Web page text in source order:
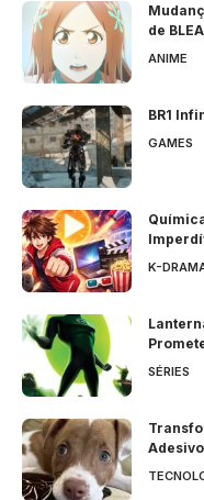
de
ANIME
BR1
GAMES
K-
SÉRIES